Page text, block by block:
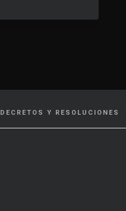
DECRETOS Y RESOLUCIONES